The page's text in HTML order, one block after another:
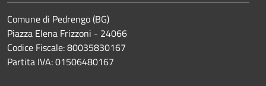
Comune di Pedrengo (BG)
Piazza Elena Frizzoni - 24066
Codice Fiscale: 80035830167
Partita IVA: 01506480167